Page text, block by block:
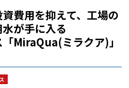
費用を抑えて、工場の
が手に入る
MiraQua(ミラクア)」